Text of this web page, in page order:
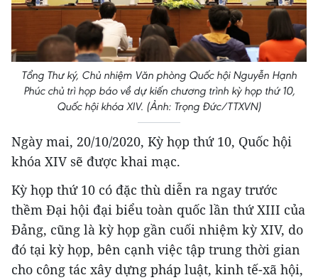
Tổng Thư ký, Chủ nhiệm Văn phòng Quốc hội Nguyễn Hạnh
Phúc chủ trì họp báo về dự kiến chương trình kỳ họp thứ 10,
Quốc hội khóa XIV. (Ảnh: Trọng Đức/TTXVN)
Ngày mai, 20/10/2020, Kỳ họp thứ 10, Quốc hội
khóa XIV sẽ được khai mạc.
Kỳ họp thứ 10 có đặc thù diễn ra ngay trước
thềm Đại hội đại biểu toàn quốc lần thứ XIII của
Đảng, cũng là kỳ họp gần cuối nhiệm kỳ XIV, do
đó tại kỳ họp, bên cạnh việc tập trung thời gian
cho công tác xây dựng pháp luật, kinh tế-xã hội,